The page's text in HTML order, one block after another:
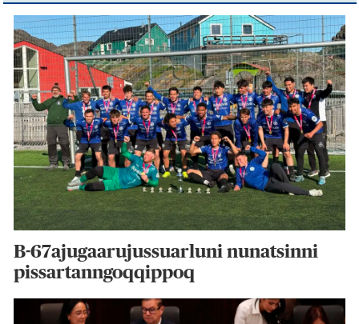
B-67ajugaarujussuarluni nunatsinni
pissartanngoqqippoq